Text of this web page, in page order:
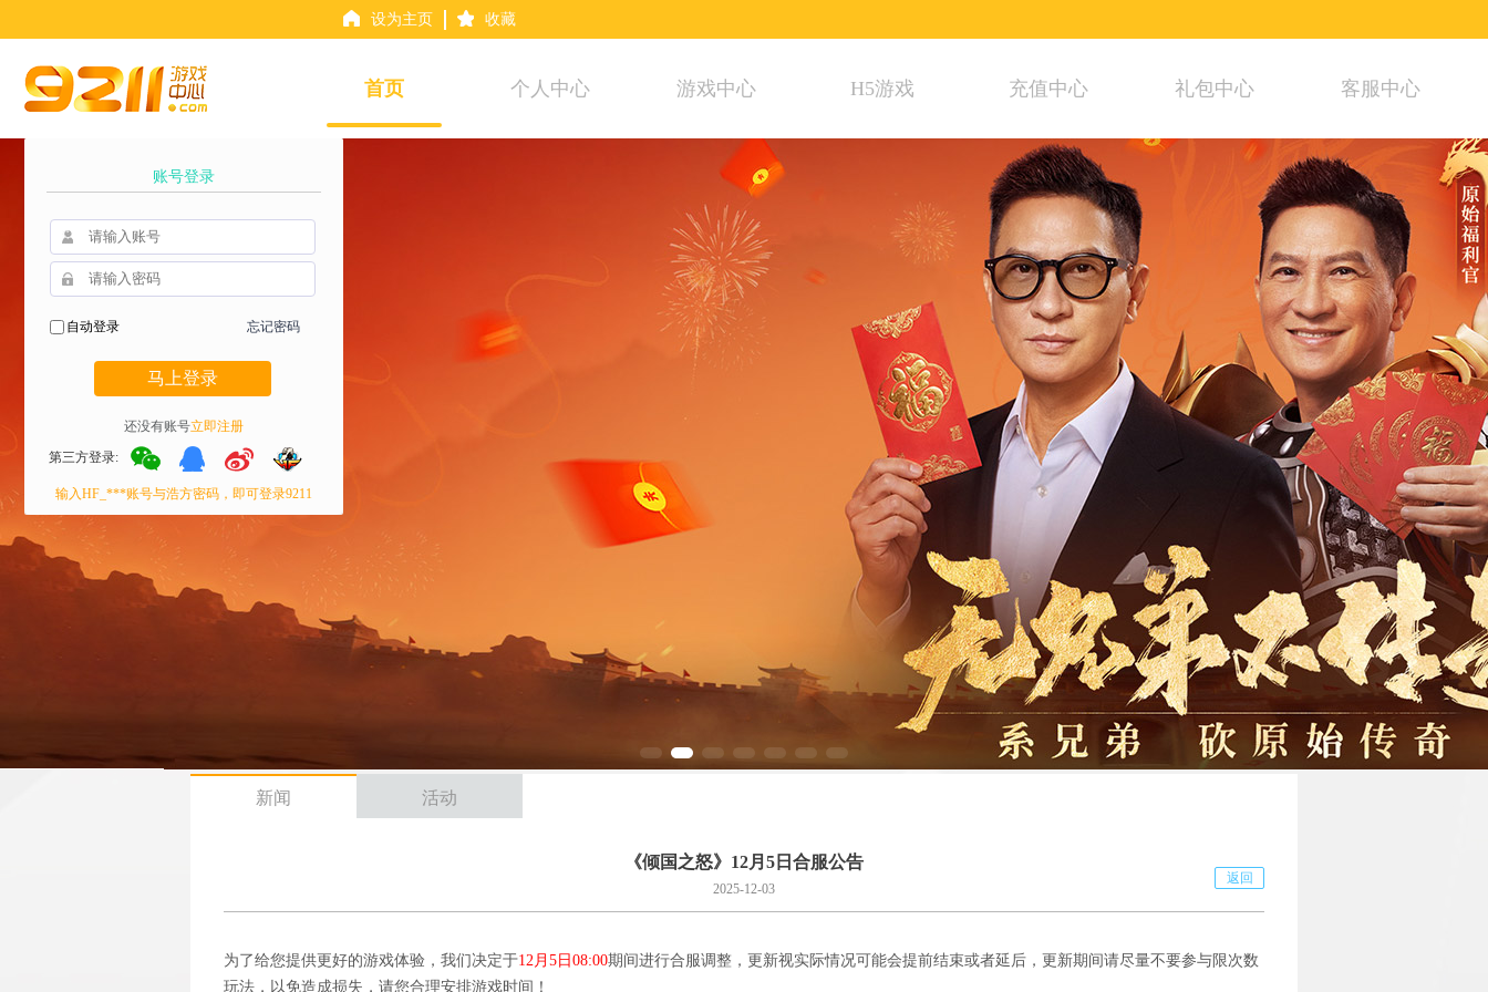
设为主页 收藏
首页 个人中心 游戏中心 H5游戏 充值中心 礼包中心 客服中心
新闻 活动
《倾国之怒》12月5日合服公告
2025-12-03
返回
为了给您提供更好的游戏体验，我们决定于12月5日08:00期间进行合服调整，更新视实际情况可能会提前结束或者延后，更新期间请尽量不要参与限次数
玩法，以免造成损失，请您合理安排游戏时间！